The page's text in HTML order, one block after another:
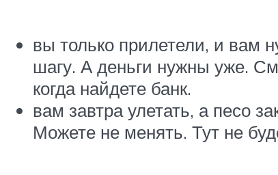
вы только прилетели, и вам
шагу. А деньги нужны уже.
когда найдете банк.
вам завтра улетать, а песо
Можете не менять. Тут не